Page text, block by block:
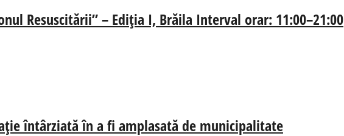
Resuscitării” – Ediția I, Brăila Interval orar: 11:00–21:00
întârziată în a fi amplasată de municipalitate